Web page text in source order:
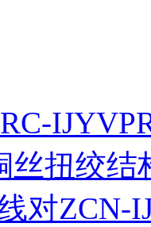
丝扭绞结
对ZCN-